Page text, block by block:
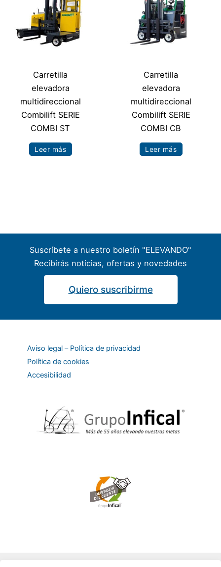
Carretilla
elevadora
multidireccional
Combilift SERIE
COMBI ST
Leer más
Carretilla
elevadora
multidireccional
Combilift SERIE
COMBI CB
Leer más
Suscríbete a nuestro boletín "ELEVANDO"
Recibirás noticias, ofertas y novedades
Quiero suscribirme
Aviso legal – Política de privacidad
Política de cookies
Accesibilidad